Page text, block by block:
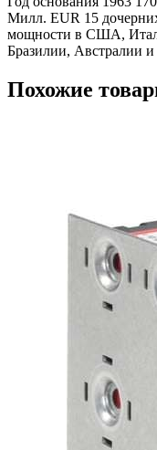
Милл. EUR 15
мощности в США,
Бразилии, Австралии и
Похожие